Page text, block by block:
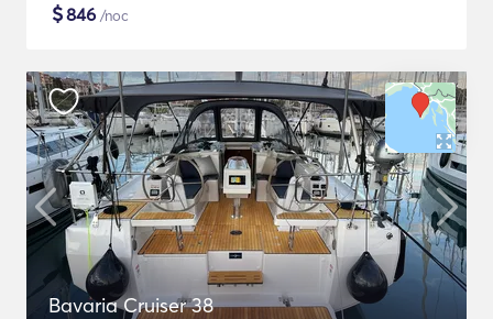
$846 /noc
Bavaria Cruiser 38